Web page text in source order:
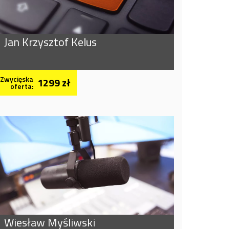
Jan Krzysztof Kelus
Zwycięska
oferta: 1299 zł
Wiesław Myśliwski